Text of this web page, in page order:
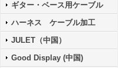
ギター・ベース用ケーブル
ハーネス ケーブル加工
JULET（中国）
Good Display (中国)